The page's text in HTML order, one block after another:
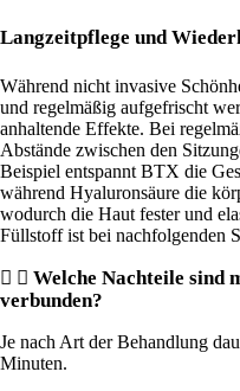
Langzeitpflege und
Während nicht invasive
und regelmäßig aufgefrischt
anhaltende Effekte. Bei
Abstände zwischen den
Beispiel entspannt BTX die
während Hyaluronsäure die
wodurch die Haut fester und
Füllstoff ist bei nachfolgenden
Welche Nachteile sind
verbunden?
Je nach Art der Behandlung
Minuten.